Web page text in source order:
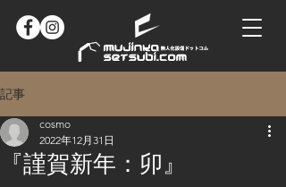
記事
『謹賀新年：卯』
cosmo
2022年12月31日